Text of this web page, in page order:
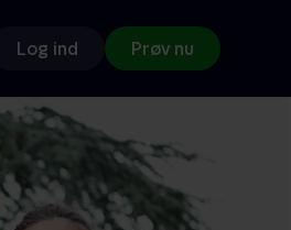
Log ind Prøv nu